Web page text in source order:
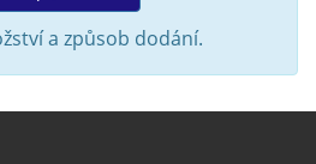
a způsob dodání.